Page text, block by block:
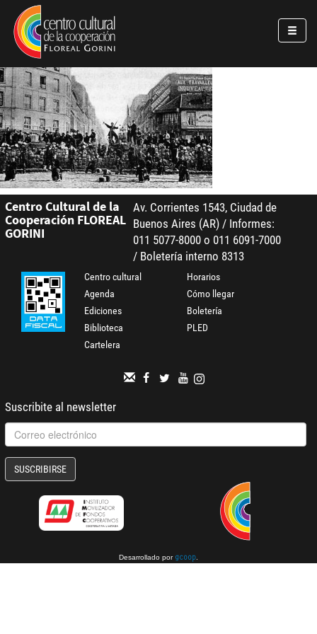
Pasar al contenido principal
Jump to main content
Centro Cultural de la
Cooperación FLOREAL
GORINI
Av. Corrientes 1543, Ciudad de
Buenos Aires (AR) / Informes:
011 5077-8000 o 011 6091-7000
/ Boletería interno 8313
Centro cultural
Agenda
Ediciones
Biblioteca
Cartelera
Horarios
Cómo llegar
Boletería
PLED
Suscribite al newsletter
SUSCRIBIRSE
Desarrollado por gcoop.